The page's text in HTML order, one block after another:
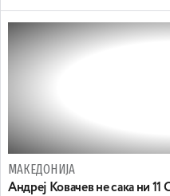
МАКЕДОНИЈА
Андреј Ковачев не сака ни